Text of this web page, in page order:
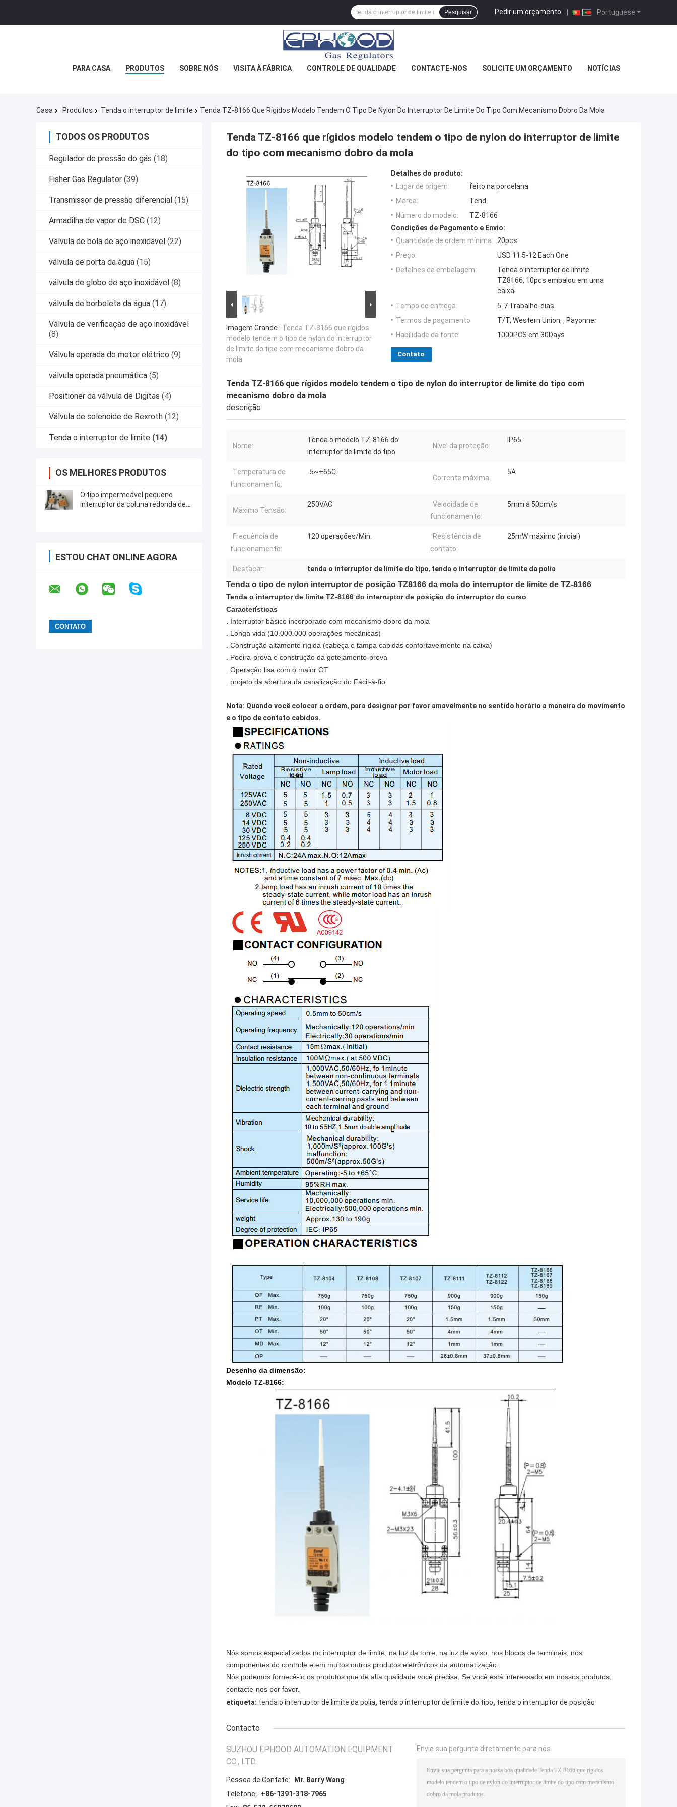
Portuguese
Pedir um orçamento |
Pesquisar
PARA CASA PRODUTOS SOBRE NÓS VISITA À FÁBRICA CONTROLE DE QUALIDADE CONTACTE-NOS SOLICITE UM ORÇAMENTO NOTÍCIAS
Casa Produtos Tenda o interruptor de limite Tenda TZ-8166 Que Rígidos Modelo Tendem O Tipo De Nylon Do Interruptor De Limite Do Tipo Com Mecanismo Dobro Da Mola
TODOS OS PRODUTOS
Regulador de pressão do gás (18)
Fisher Gas Regulator (39)
Transmissor de pressão diferencial (15)
Armadilha de vapor de DSC (12)
Válvula de bola de aço inoxidável (22)
válvula de porta da água (15)
válvula de globo de aço inoxidável (8)
válvula de borboleta da água (17)
Válvula de verificação de aço inoxidável
(8)
Válvula operada do motor elétrico (9)
válvula operada pneumática (5)
Positioner da válvula de Digitas (4)
Válvula de solenoide de Rexroth (12)
Tenda o interruptor de limite (14)
OS MELHORES PRODUTOS
O tipo impermeável pequeno
interruptor da coluna redonda de
ESTOU CHAT ONLINE AGORA
Tenda TZ-8166 que rígidos modelo tendem o tipo de nylon do interruptor de limite
do tipo com mecanismo dobro da mola
Imagem Grande : Tenda TZ-8166 que rígidos
modelo tendem o tipo de nylon do interruptor
de limite do tipo com mecanismo dobro da
mola
Detalhes do produto:
Lugar de origem:
feito na porcelana
Marca:
Tend
Número do modelo:
TZ-8166
Condições de Pagamento e Envio:
Quantidade de ordem mínima: 20pcs
Preço:
USD 11.5-12 Each One
Detalhes da embalagem:
Tenda o interruptor de limite
TZ8166, 10pcs embalou em uma
caixa.
Tempo de entrega:
5-7 Trabalho-dias
Termos de pagamento:
T/T, Western Union, , Payonner
Habilidade da fonte:
1000PCS em 30Days
Contato
Tenda TZ-8166 que rígidos modelo tendem o tipo de nylon do interruptor de limite do tipo com
mecanismo dobro da mola
descrição
Nome:
Tenda o modelo TZ-8166 do
interruptor de limite do tipo
Nível da proteção:
IP65
Temperatura de
funcionamento:
-5~+65C
Corrente máxima:
5A
Máximo Tensão:
250VAC
Velocidade de
funcionamento:
5mm a 50cm/s
Frequência de
funcionamento:
120 operações/Min.
Resistência de
contato:
25mW máximo (inicial)
Destacar: tenda o interruptor de limite do tipo, tenda o interruptor de limite da polia
Tenda o tipo de nylon interruptor de posição TZ8166 da mola do interruptor de limite de TZ-8166
Tenda o interruptor de limite TZ-8166 do interruptor de posição do interruptor do curso
Características
. Interruptor básico incorporado com mecanismo dobro da mola
. Longa vida (10.000.000 operações mecânicas)
. Construção altamente rígida (cabeça e tampa cabidas confortavelmente na caixa)
. Poeira-prova e construção da gotejamento-prova
. Operação lisa com o maior OT
. projeto da abertura da canalização do Fácil-à-fio
Nota: Quando você colocar a ordem, para designar por favor amavelmente no sentido horário a maneira do movimento
e o tipo de contato cabidos.
Desenho da dimensão:
Modelo TZ-8166:
Nós somos especializados no interruptor de limite, na luz da torre, na luz de aviso, nos blocos de terminais, nos
componentes do controle e em muitos outros produtos eletrônicos da automatização.
Nós podemos fornecê-lo os produtos que de alta qualidade você precisa. Se você está interessado em nossos produtos,
contacte-nos por favor.
etiqueta: tenda o interruptor de limite da polia, tenda o interruptor de limite do tipo, tenda o interruptor de posição
Contacto
SUZHOU EPHOOD AUTOMATION EQUIPMENT
CO., LTD.
Pessoa de Contato:
Mr. Barry Wang
Telefone:
+86-1391-318-7965
Envie sua pergunta diretamente para nós